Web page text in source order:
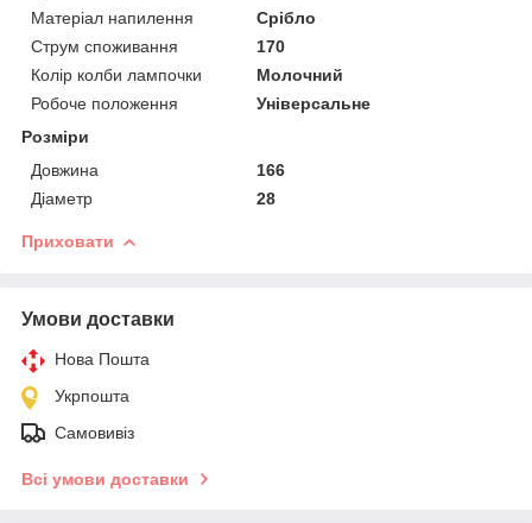
Матеріал напилення
Срібло
Струм споживання
170
Колір колби лампочки
Молочний
Робоче положення
Універсальне
Розміри
Довжина
166
Діаметр
28
Приховати
Умови доставки
Нова Пошта
Укрпошта
Самовивіз
Всі умови доставки